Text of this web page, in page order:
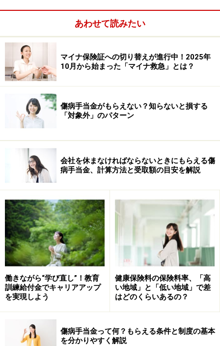
あわせて読みたい
マイナ保険証への切り替えが進行中！2025年
10月から始まった「マイナ救急」とは？
傷病手当金がもらえない？知らないと損する
「対象外」のパターン
会社を休まなければならないときにもらえる傷
病手当金、計算方法と受取額の目安を解説
働きながら“学び直し”！教育
訓練給付金でキャリアアップ
を実現しよう
健康保険料の保険料率、「高
い地域」と「低い地域」で差
はどのくらいあるの？
傷病手当金って何？もらえる条件と制度の基本
を分かりやすく解説